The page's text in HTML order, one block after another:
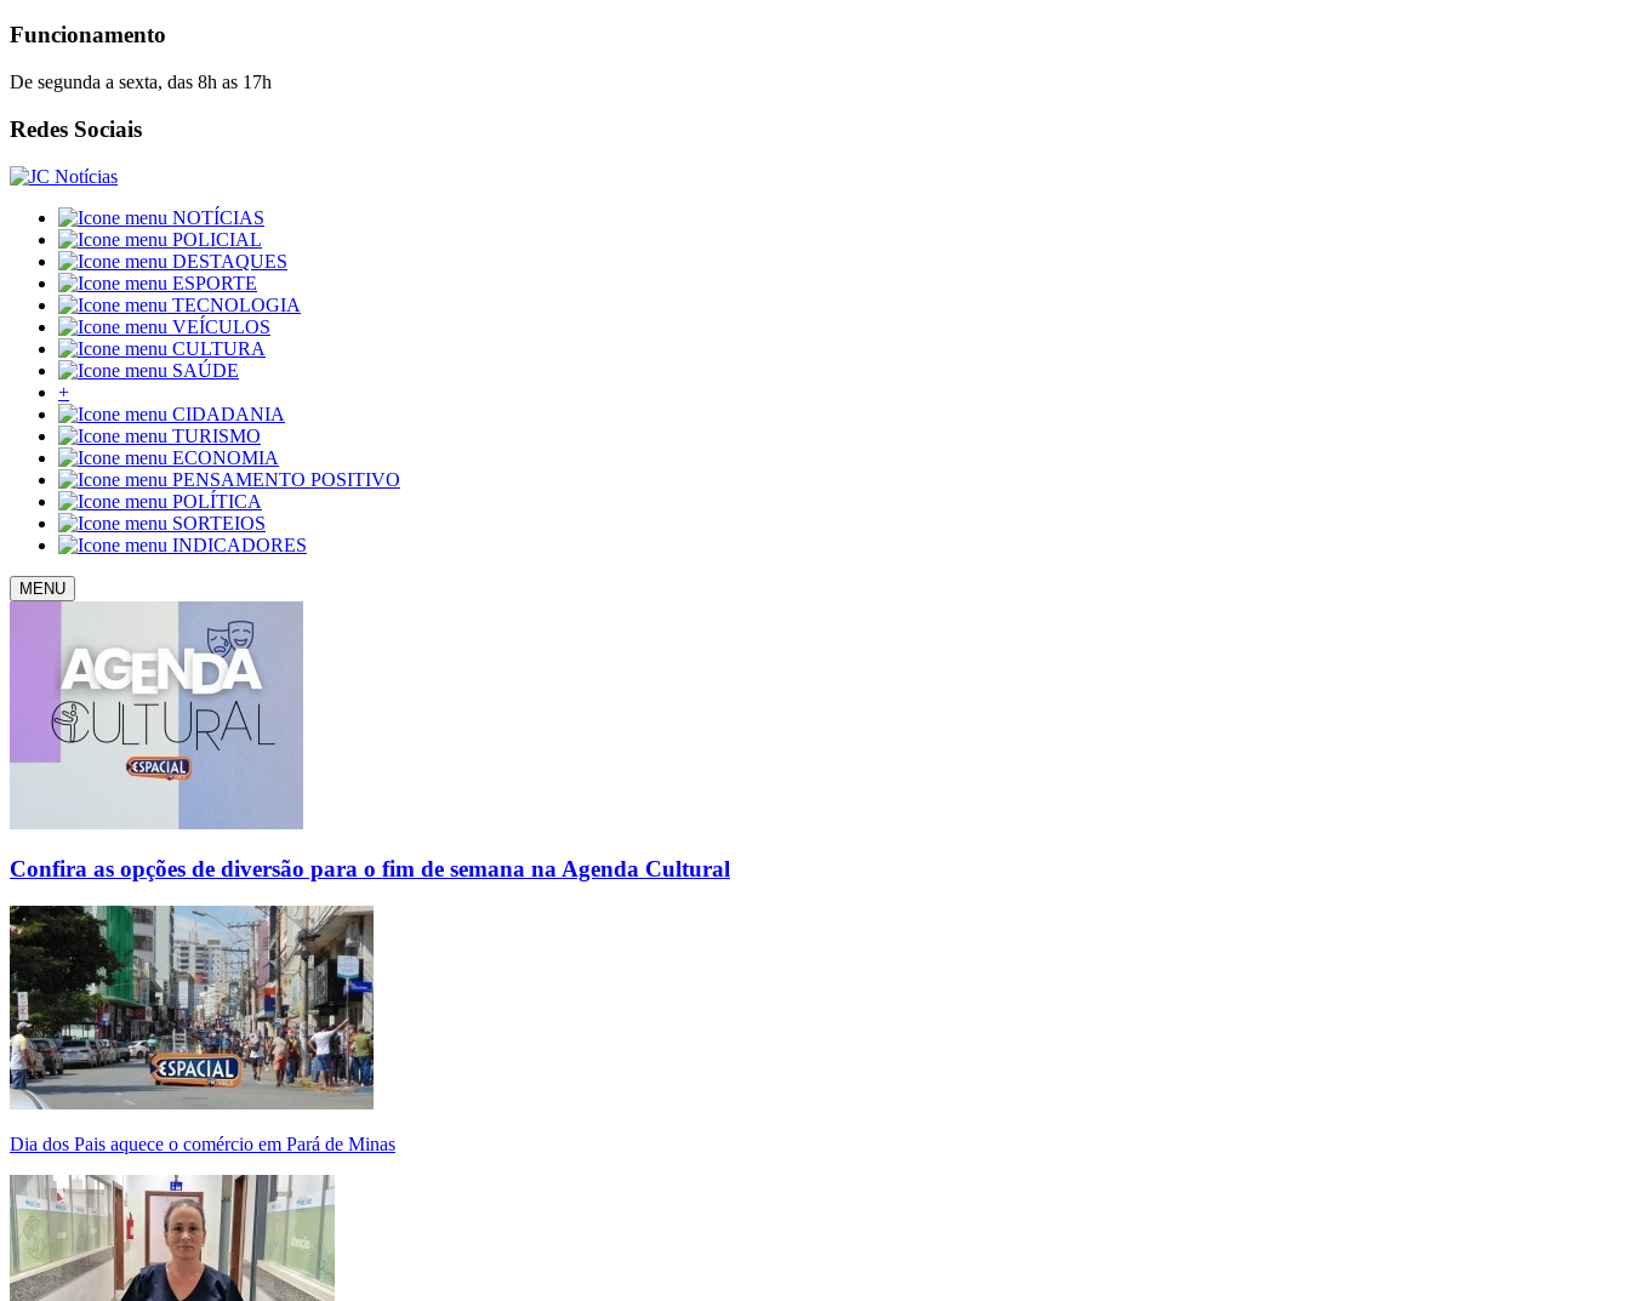
Funcionamento
De segunda a sexta, das 8h as 17h
Redes Sociais
NOTÍCIAS
POLICIAL
DESTAQUES
ESPORTE
TECNOLOGIA
VEÍCULOS
CULTURA
SAÚDE
+
CIDADANIA
TURISMO
ECONOMIA
PENSAMENTO POSITIVO
POLÍTICA
SORTEIOS
INDICADORES
MENU
Confira as opções de diversão para o fim de semana na Agenda Cultural
Dia dos Pais aquece o comércio em Pará de Minas